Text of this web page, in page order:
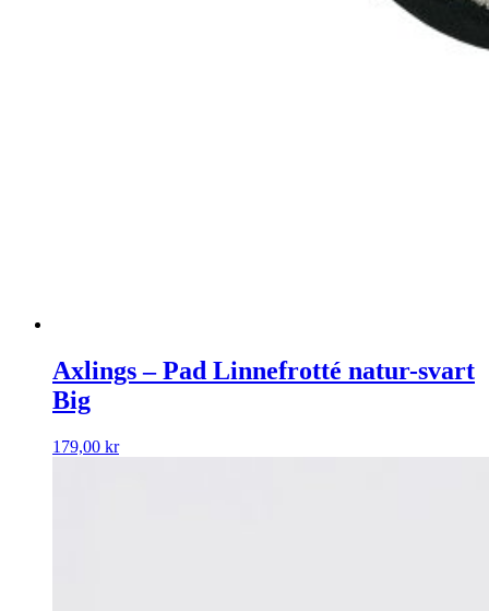
Axlings – Pad Linnefrotté natur-svart
Big
179,00 kr